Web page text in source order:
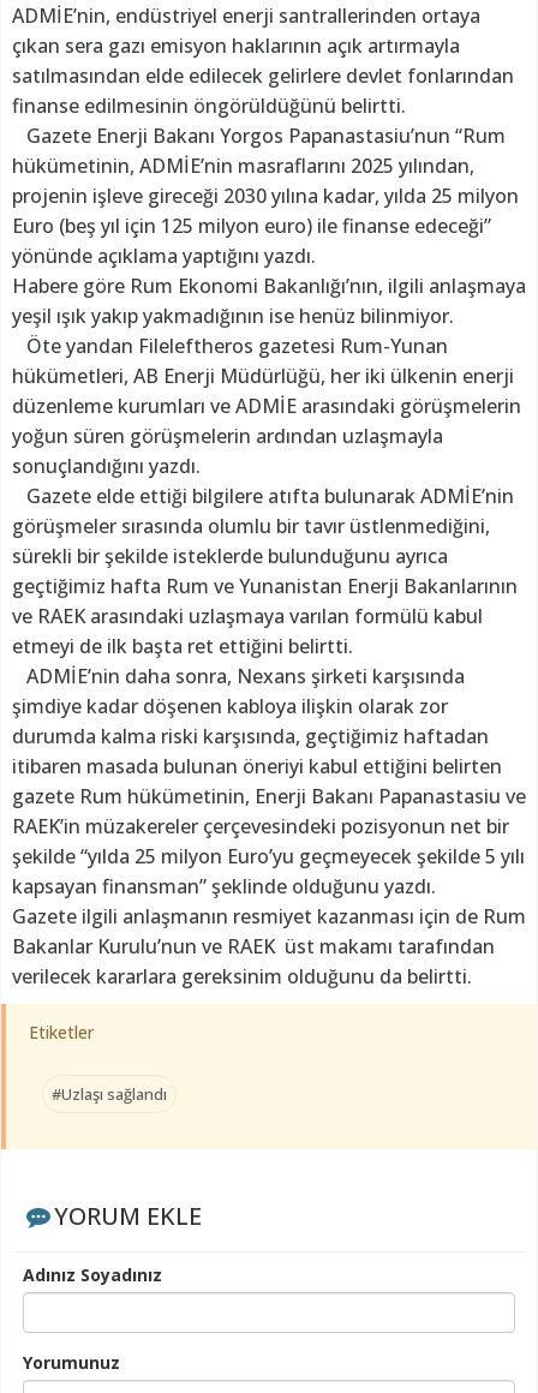
ADMİE’nin, endüstriyel enerji santrallerinden ortaya
çıkan sera gazı emisyon haklarının açık artırmayla
satılmasından elde edilecek gelirlere devlet fonlarından
finanse edilmesinin öngörüldüğünü belirtti.
Gazete Enerji Bakanı Yorgos Papanastasiu’nun “Rum
hükümetinin, ADMİE’nin masraflarını 2025 yılından,
projenin işleve gireceği 2030 yılına kadar, yılda 25 milyon
Euro (beş yıl için 125 milyon euro) ile finanse edeceği”
yönünde açıklama yaptığını yazdı.
Habere göre Rum Ekonomi Bakanlığı’nın, ilgili anlaşmaya
yeşil ışık yakıp yakmadığının ise henüz bilinmiyor.
Öte yandan Fileleftheros gazetesi Rum-Yunan
hükümetleri, AB Enerji Müdürlüğü, her iki ülkenin enerji
düzenleme kurumları ve ADMİE arasındaki görüşmelerin
yoğun süren görüşmelerin ardından uzlaşmayla
sonuçlandığını yazdı.
Gazete elde ettiği bilgilere atıfta bulunarak ADMİE’nin
görüşmeler sırasında olumlu bir tavır üstlenmediğini,
sürekli bir şekilde isteklerde bulunduğunu ayrıca
geçtiğimiz hafta Rum ve Yunanistan Enerji Bakanlarının
ve RAEK arasındaki uzlaşmaya varılan formülü kabul
etmeyi de ilk başta ret ettiğini belirtti.
ADMİE’nin daha sonra, Nexans şirketi karşısında
şimdiye kadar döşenen kabloya ilişkin olarak zor
durumda kalma riski karşısında, geçtiğimiz haftadan
itibaren masada bulunan öneriyi kabul ettiğini belirten
gazete Rum hükümetinin, Enerji Bakanı Papanastasiu ve
RAEK’in müzakereler çerçevesindeki pozisyonun net bir
şekilde “yılda 25 milyon Euro’yu geçmeyecek şekilde 5 yılı
kapsayan finansman” şeklinde olduğunu yazdı.
Gazete ilgili anlaşmanın resmiyet kazanması için de Rum
Bakanlar Kurulu’nun ve RAEK üst makamı tarafından
verilecek kararlara gereksinim olduğunu da belirtti.
Etiketler
#Uzlaşı sağlandı
YORUM EKLE
Adınız Soyadınız
Yorumunuz